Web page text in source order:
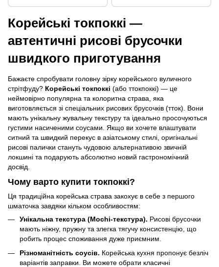
Корейські токпоккі —
автентичні рисові брусочки
швидкого приготування
Бажаєте спробувати головну зірку корейського вуличного
стрітфуду? Корейські токпоккі (або ттокпоккі) — це
неймовірно популярна та колоритна страва, яка
виготовляється зі спеціальних рисових брусочків (тток). Вони
мають унікальну жувальну текстуру та ідеально просочуються
густими насиченими соусами. Якщо ви хочете влаштувати
ситний та швидкий перекус в азіатському стилі, оригінальні
рисові палички стануть чудовою альтернативою звичній
локшині та подарують абсолютно новий гастрономічний
досвід.
Чому варто купити токпоккі?
Ця традиційна корейська страва закохує в себе з першого
шматочка завдяки кільком особливостям:
Унікальна текстура (Mochi-текстура). Рисові брусочки
мають ніжну, пружну та злегка тягучу консистенцію, що
робить процес споживання дуже приємним.
Різноманітність соусів. Корейська кухня пропонує безліч
варіантів заправки. Ви можете обрати класичні